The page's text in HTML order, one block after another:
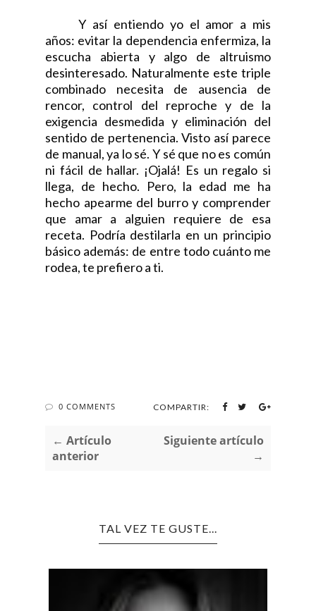
Y así entiendo yo el amor a mis
años: evitar la dependencia enfermiza, la
escucha abierta y algo de altruismo
desinteresado. Naturalmente este triple
combinado necesita de ausencia de
rencor, control del reproche y de la
exigencia desmedida y eliminación del
sentido de pertenencia. Visto así parece
de manual, ya lo sé. Y sé que no es común
ni fácil de hallar. ¡Ojalá! Es un regalo si
llega, de hecho. Pero, la edad me ha
hecho apearme del burro y comprender
que amar a alguien requiere de esa
receta. Podría destilarla en un principio
básico además: de entre todo cuánto me
rodea, te prefiero a ti.
0 COMMENTS COMPARTIR:
← Artículo
anterior
Siguiente artículo
→
TAL VEZ TE GUSTE...